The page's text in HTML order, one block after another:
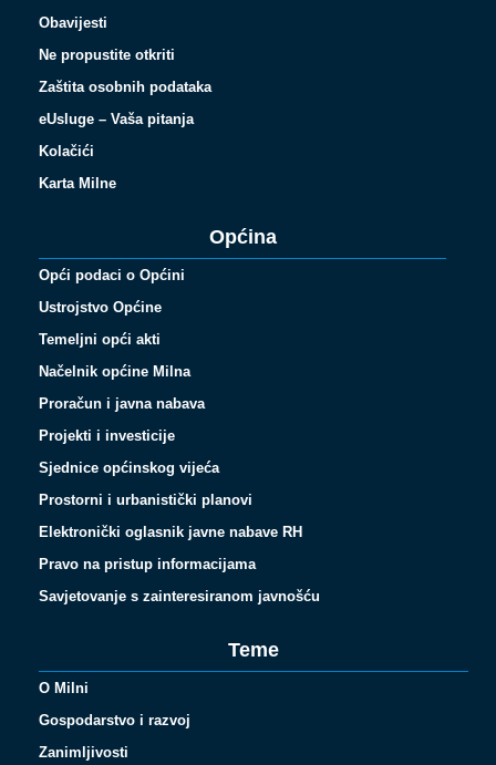
Obavijesti
Ne propustite otkriti
Zaštita osobnih podataka
eUsluge – Vaša pitanja
Kolačići
Karta Milne
Općina
Opći podaci o Općini
Ustrojstvo Općine
Temeljni opći akti
Načelnik općine Milna
Proračun i javna nabava
Projekti i investicije
Sjednice općinskog vijeća
Prostorni i urbanistički planovi
Elektronički oglasnik javne nabave RH
Pravo na pristup informacijama
Savjetovanje s zainteresiranom javnošću
Teme
O Milni
Gospodarstvo i razvoj
Zanimljivosti